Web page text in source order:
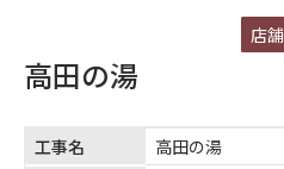
店舗
高田の湯
工事名
高田の湯